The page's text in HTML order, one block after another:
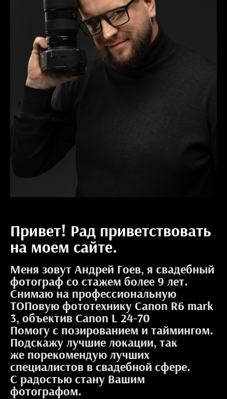
Привет! Рад приветствовать
на моем сайте.
Меня зовут Андрей Гоев, я свадебный
фотограф со стажем более 9 лет.
Снимаю на профессиональную
ТОПовую фототехнику Canon R6 mark
3, объектив Canon L 24-70
Помогу с позированием и таймингом.
Подскажу лучшие локации, так
же порекомендую лучших
специалистов в свадебной сфере.
С радостью стану Вашим
фотографом.